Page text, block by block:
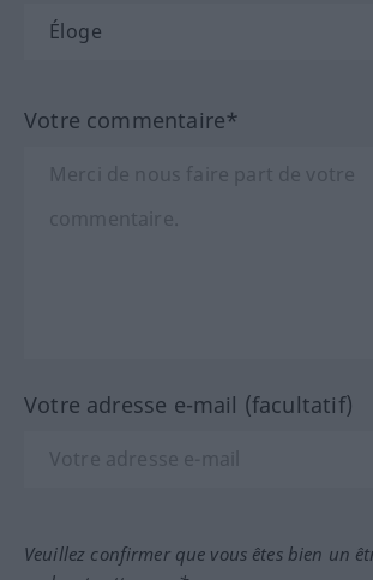
Votre commentaire*
Votre adresse e-mail (facultatif)
Veuillez confirmer que vous êtes bien un